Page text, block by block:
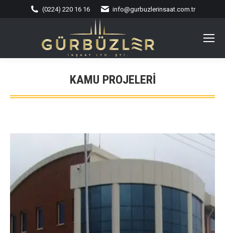
(0224) 220 16 16 info@gurbuzlerinsaat.com.tr
KAMU PROJELERI